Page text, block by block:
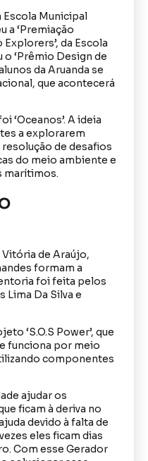
Escola Municipal
a ‘Premiação
Explorers’, da Escola
‘Prêmio Design de
da Aruanda se
que acontecerá
‘Oceanos’. A ideia
a explorarem
de desafios
do meio ambiente e
marítimos.
de Araújo,
formam a
foi feita pelos
Da Silva e
‘S.O.S Power’, que
funciona por meio
componentes
ajudar os
ficam à deriva no
devido à falta de
eles ficam dias
Com esse Gerador